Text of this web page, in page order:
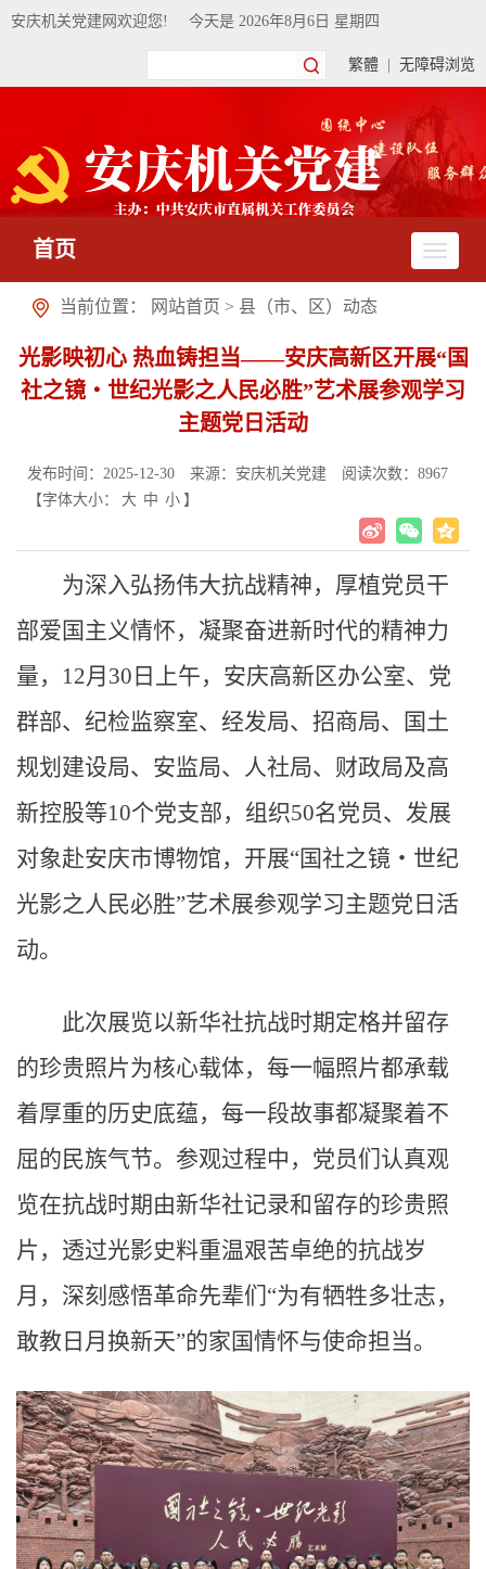
安庆机关党建网欢迎您! 今天是 2026年8月6日 星期四
繁體 无障碍浏览
首页
当前位置： 网站首页 > 县（市、区）动态
光影映初心 热血铸担当——安庆高新区开展“国
社之镜・世纪光影之人民必胜”艺术展参观学习
主题党日活动
发布时间：2025-12-30 来源：安庆机关党建 阅读次数： 8967
【字体大小：
大 中 小 】
为深入弘扬伟大抗战精神，厚植党员干
部爱国主义情怀，凝聚奋进新时代的精神力
量，12月30日上午，安庆高新区办公室、党
群部、纪检监察室、经发局、招商局、国土
规划建设局、安监局、人社局、财政局及高
新控股等10个党支部，组织50名党员、发展
对象赴安庆市博物馆，开展“国社之镜・世纪
光影之人民必胜”艺术展参观学习主题党日活
动。
此次展览以新华社抗战时期定格并留存
的珍贵照片为核心载体，每一幅照片都承载
着厚重的历史底蕴，每一段故事都凝聚着不
屈的民族气节。参观过程中，党员们认真观
览在抗战时期由新华社记录和留存的珍贵照
片，透过光影史料重温艰苦卓绝的抗战岁
月，深刻感悟革命先辈们“为有牺牲多壮志，
敢教日月换新天”的家国情怀与使命担当。